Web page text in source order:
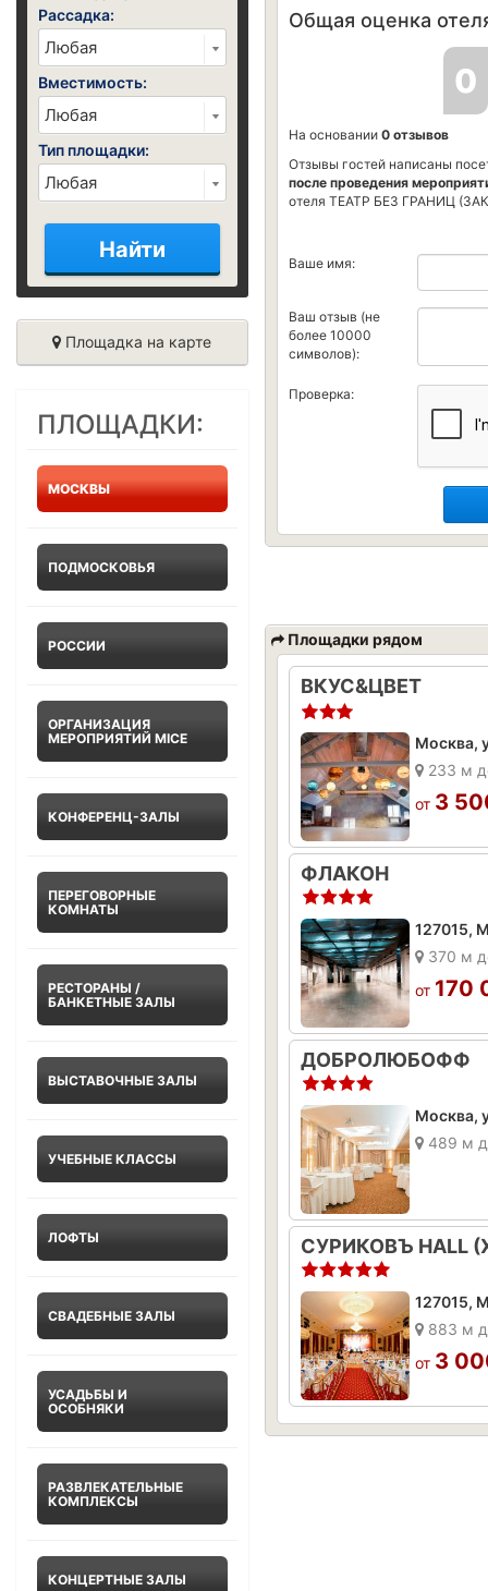
Рассадка:
Вместимость:
Тип площадки:
Найти
Площадка на карте
ПЛОЩАДКИ:
МОСКВЫ
ПОДМОСКОВЬЯ
РОССИИ
ОРГАНИЗАЦИЯ
МЕРОПРИЯТИЙ MICE
КОНФЕРЕНЦ-ЗАЛЫ
ПЕРЕГОВОРНЫЕ
КОМНАТЫ
РЕСТОРАНЫ /
БАНКЕТНЫЕ ЗАЛЫ
ВЫСТАВОЧНЫЕ ЗАЛЫ
УЧЕБНЫЕ КЛАССЫ
ЛОФТЫ
СВАДЕБНЫЕ ЗАЛЫ
УСАДЬБЫ И
ОСОБНЯКИ
РАЗВЛЕКАТЕЛЬНЫЕ
КОМПЛЕКСЫ
КОНЦЕРТНЫЕ ЗАЛЫ
Общая оценка
0
На основании 0 отзывов
Отзывы гостей написаны
после проведения
отеля ТЕАТР БЕЗ ГРАНИЦ
Ваше имя:
Ваш отзыв (не
более 10000
символов):
Проверка:
Площадки рядом
ВКУС&ЦВЕТ
233 м
от 3
ФЛАКОН
370 м
от 170
ДОБРОЛЮБОФФ
Москва,
489 м
СУРИКОВЪ HALL
127015,
883 м
от 3